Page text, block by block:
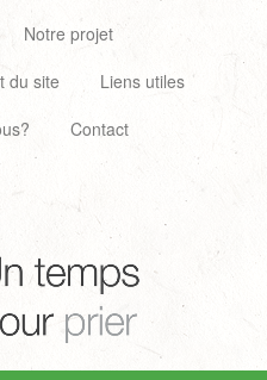
Notre projet
du site
Liens utiles
Contact